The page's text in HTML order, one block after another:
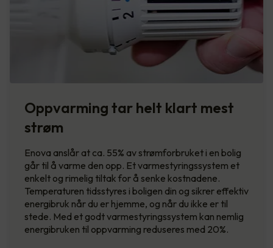
Oppvarming tar helt klart mest
strøm
Enova anslår at ca. 55% av strømforbruket i en bolig
går til å varme den opp. Et varmestyringssystem et
enkelt og rimelig tiltak for å senke kostnadene.
Temperaturen tidsstyres i boligen din og sikrer effektiv
energibruk når du er hjemme, og når du ikke er til
stede. Med et godt varmestyringssystem kan nemlig
energibruken til oppvarming reduseres med 20%.